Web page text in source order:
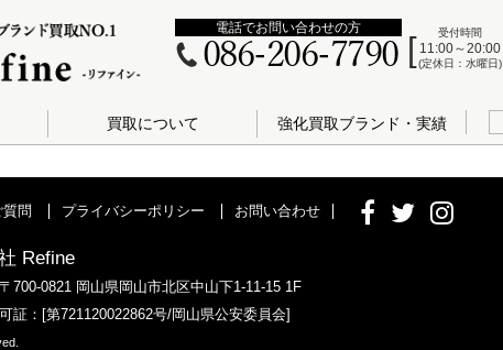
受付時間
11:00～20:00
(定休日：水曜日)
電話でお問い合わせの方
086-206-7790
買取について 強化買取ブランド・実績
問 プライバシーポリシー お問い合わせ
Refine
700-0821 岡山県岡山市北区中山下1-11-15 1F
証：[第721120022862号/岡山県公安委員会]